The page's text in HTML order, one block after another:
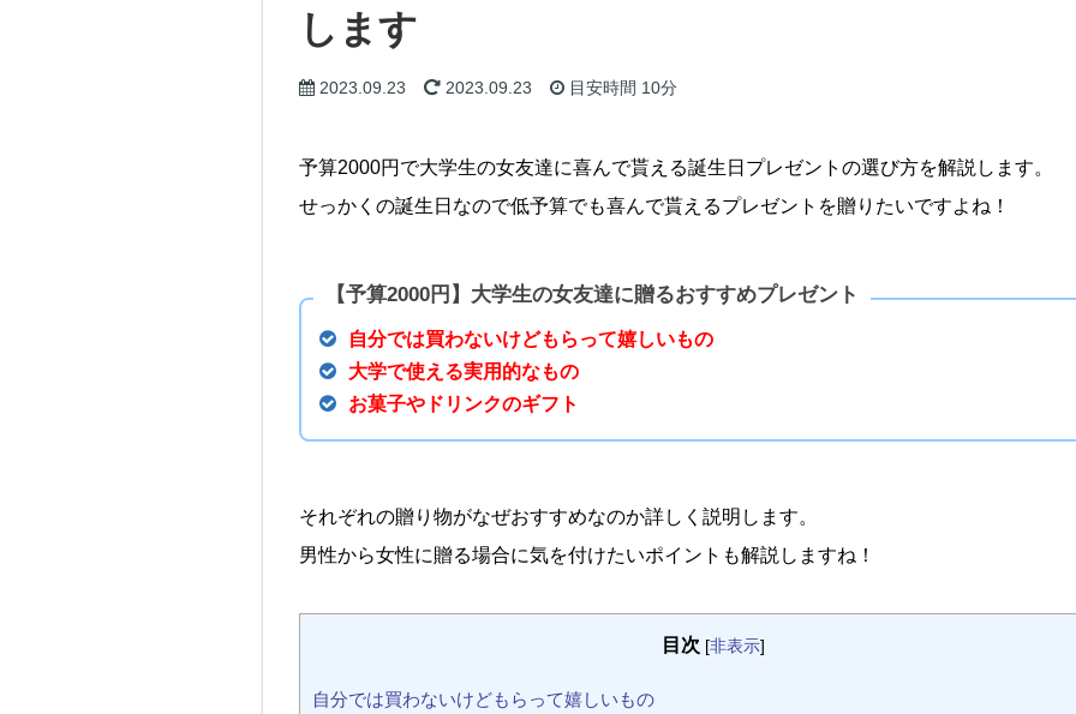
します
2023.09.23 2023.09.23 目安時間 10分
予算2000円で大学生の女友達に喜んで貰える誕生日プレゼントの選び方を解説します。
せっかくの誕生日なので低予算でも喜んで貰えるプレゼントを贈りたいですよね！
【予算2000円】大学生の女友達に贈るおすすめプレゼント
自分では買わないけどもらって嬉しいもの
大学で使える実用的なもの
お菓子やドリンクのギフト
それぞれの贈り物がなぜおすすめなのか詳しく説明します。
男性から女性に贈る場合に気を付けたいポイントも解説しますね！
目次 [非表示]
自分では買わないけどもらって嬉しいもの